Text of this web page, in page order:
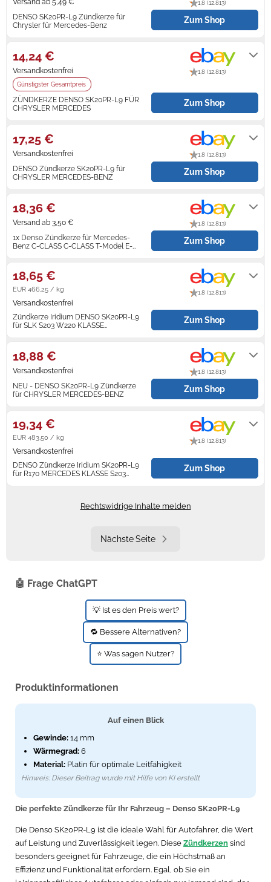
Zündkerzen
Navi Taschen
Navigationsgeräte
Navigationssoftware
Winterreifen
DENSO SK20PR-L9 Zündkerze für
Chrysler für Mercedes-Benz
1,8 (12.813)
Versand ab 5,49 €
Zum Shop
ZÜNDKERZE DENSO SK20PR-L9 FÜR
CHRYSLER MERCEDES
1,8 (12.813)
Günstigster Gesamtpreis
14,24 €
Versandkostenfrei
Zum Shop
DENSO Zündkerze SK20PR-L9 für
CHRYSLER MERCEDES-BENZ
1,8 (12.813)
17,25 €
Versandkostenfrei
Zum Shop
1x Denso Zündkerze für Mercedes-
Benz C-CLASS C-CLASS T-Model E-
1,8 (12.813)
18,36 €
Versand ab 3,50 €
Zum Shop
Zündkerze Iridium DENSO SK20PR-L9
für SLK S203 W220 KLASSE
1,8 (12.813)
18,65 €
EUR 466,25 / kg
Versandkostenfrei
Zum Shop
NEU - DENSO SK20PR-L9 Zündkerze
für CHRYSLER MERCEDES-BENZ
1,8 (12.813)
18,88 €
Versandkostenfrei
Zum Shop
DENSO Zündkerze Iridium SK20PR-L9
für R170 MERCEDES KLASSE S203
1,8 (12.813)
19,34 €
EUR 483,50 / kg
Versandkostenfrei
Zum Shop
Nächste Seite
Rechtswidrige Inhalte melden
🤖 Frage ChatGPT
💡 Ist es den Preis wert?
🔁 Bessere Alternativen?
⭐ Was sagen Nutzer?
Produktinformationen
Auf einen Blick
Gewinde: 14 mm
Wärmegrad: 6
Material: Platin für optimale Leitfähigkeit
Hinweis: Dieser Beitrag wurde mit Hilfe von KI erstellt
Die perfekte Zündkerze für Ihr Fahrzeug – Denso SK20PR-L9
Die Denso SK20PR-L9 ist die ideale Wahl für Autofahrer, die Wert
auf Leistung und Zuverlässigkeit legen. Diese Zündkerzen sind
besonders geeignet für Fahrzeuge, die ein Höchstmaß an
Effizienz und Funktionalität erfordern. Egal, ob Sie ein